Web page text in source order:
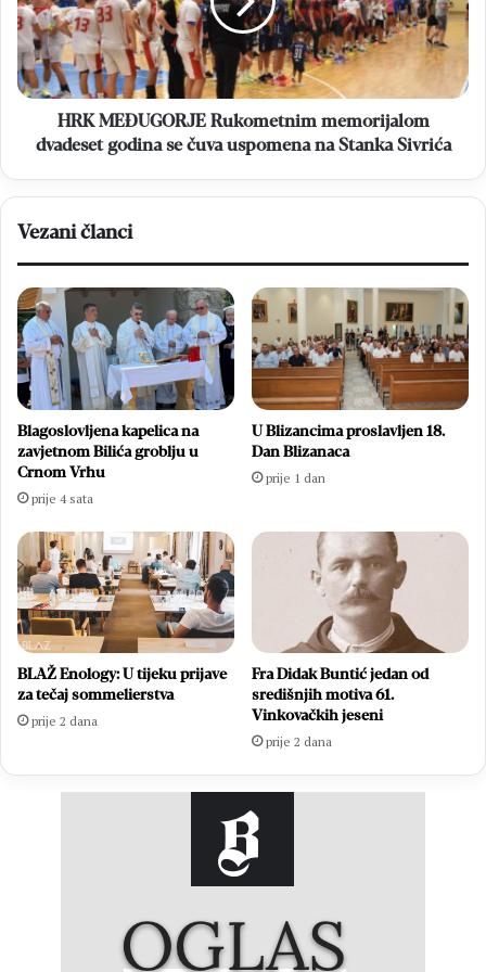
dvadeset
godina
se
čuva
uspomena
Stanka
HRK MEĐUGORJE Rukometnim memorijalom
dvadeset godina se čuva uspomena na Stanka Sivrića
Vezani članci
Blagoslovljena kapelica na
zavjetnom Bilića groblju u
Crnom Vrhu
prije 4 sata
U Blizancima proslavljen 18.
Dan Blizanaca
prije 1 dan
BLAŽ Enology: U tijeku prijave
za tečaj sommelierstva
prije 2 dana
Fra Didak Buntić jedan od
središnjih motiva 61.
Vinkovačkih jeseni
prije 2 dana